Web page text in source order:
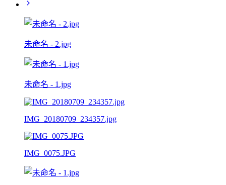
未命名 - 2.jpg
未命名 - 1.jpg
IMG_20180709_234357.jpg
IMG_0075.JPG